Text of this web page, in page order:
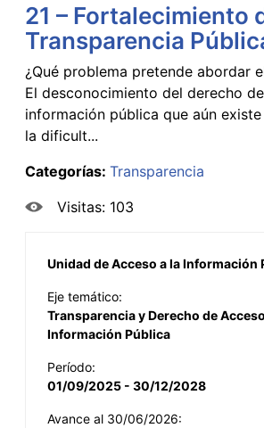
21 – Fortalecimiento
Transparencia
¿Qué problema pretende abordar
El desconocimiento del derecho
información pública que aún
la dificult...
Categorías: Transparencia
Visitas: 103
Unidad de Acceso a la Información
Eje temático:
Transparencia y Derecho de
Información Pública
Período:
01/09/2025 - 30/12/2028
Avance al 30/06/2026: